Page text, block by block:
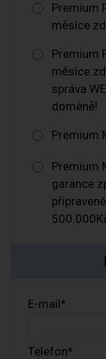
Premium
měsíce
Premium
měsíce
správa
doméně!
Premium
Premium
garance
E-mail*
Telefon*